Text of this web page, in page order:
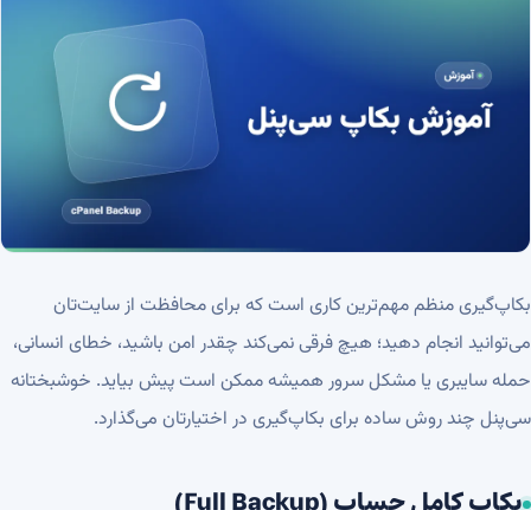
بکاپ‌گیری منظم مهم‌ترین کاری است که برای محافظت از سایت‌تان
می‌توانید انجام دهید؛ هیچ فرقی نمی‌کند چقدر امن باشید، خطای انسانی،
حمله سایبری یا مشکل سرور همیشه ممکن است پیش بیاید. خوشبختانه
سی‌پنل چند روش ساده برای بکاپ‌گیری در اختیارتان می‌گذارد.